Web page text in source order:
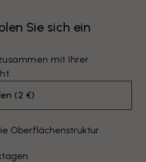
Sie sich ein
mit Ihrer
(2 €)
Oberflächenstruktur